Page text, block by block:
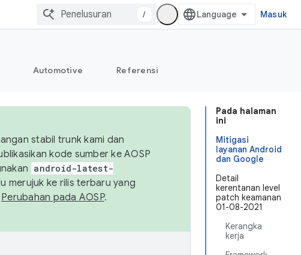
/ Masuk
Automotive Referensi
Pada halaman
ini
Mitigasi
layanan Android
dan Google
Detail
kerentanan level
patch keamanan
01-08-2021
Kerangka
kerja
stabil trunk kami dan
kode sumber ke AOSP
android-latest-
merujuk ke rilis terbaru yang
Perubahan pada AOSP.